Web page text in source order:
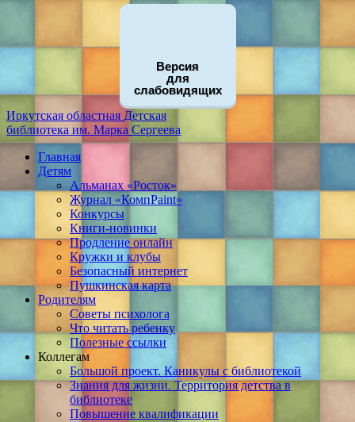
Версия
для
слабовидящих
Иркутская областная Детская
библиотека им. Марка Сергеева
Главная
Детям
Альманах «Росток»
Журнал «КомпPaint»
Конкурсы
Книги-новинки
Продление онлайн
Кружки и клубы
Безопасный интернет
Пушкинская карта
Родителям
Советы психолога
Что читать ребенку
Полезные ссылки
Коллегам
Большой проект. Каникулы с библиотекой
Знания для жизни. Территория детства в
библиотеке
Повышение квалификации